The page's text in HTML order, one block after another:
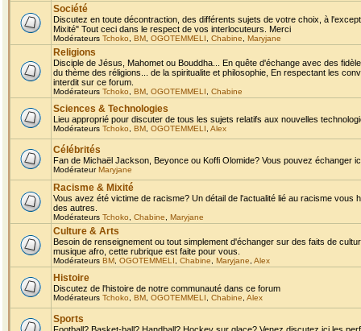
Société
Discutez en toute décontraction, des différents sujets de votre choix, à
Mixité" Tout ceci dans le respect de vos interlocuteurs. Merci
Modérateurs Tchoko BM OGOTEMMELI Chabine Maryjane
Religions
Disciple de Jésus, Mahomet ou Bouddha... En quête d'échange avec des
du thème des réligions... de la spiritualite et philosophie, En respectant les
interdit sur ce forum.
Modérateurs Tchoko BM OGOTEMMELI Chabine
Sciences & Technologies
Lieu approprié pour discuter de tous les sujets relatifs aux nouvelles
Modérateurs Tchoko BM OGOTEMMELI Alex
Célébrités
Fan de Michaël Jackson, Beyonce ou Koffi Olomide? Vous pouvez échanger
ModérateurMaryjane
Racisme & Mixité
Vous avez été victime de racisme? Un détail de l'actualité lié au racisme
des autres.
Modérateurs Tchoko Chabine Maryjane
Culture & Arts
Besoin de renseignement ou tout simplement d'échanger sur des faits de
musique afro, cette rubrique est faite pour vous.
Modérateurs BM OGOTEMMELI Chabine Maryjane Alex
Histoire
Discutez de l'histoire de notre communauté dans ce forum
Modérateurs Tchoko BM OGOTEMMELI Chabine Alex
Sports